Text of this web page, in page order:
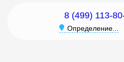
8 (499) 113-
Определение...